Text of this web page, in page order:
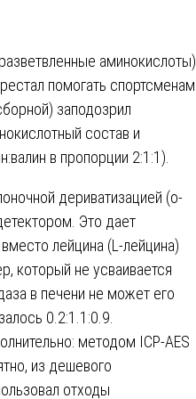
аминокислоты)
помогать спортсменам
заподозрил
состав и
в пропорции 2:1:1).
дериватизацией (о-
Это дает
лейцина (L-лейцина)
который не усваивается
в печени не может его
0.2:1.1:0.9.
методом ICP-AES
из дешевого
отходы